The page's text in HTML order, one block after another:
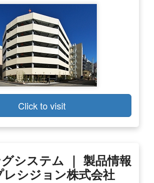
Click to visit
システム ｜ 製品情報
レシジョン株式会社